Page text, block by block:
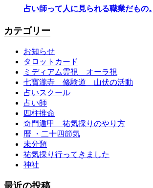
占い師って人に見られる職業だもの。
カテゴリー
お知らせ
タロットカード
ミディアム霊視 オーラ視
七寶瀧寺 修験道 山伏の活動
占いスクール
占い師
四柱推命
奇門遁甲 祐気採りのやり方
暦 ・二十四節気
未分類
祐気採り行ってきました
神社
最近の投稿